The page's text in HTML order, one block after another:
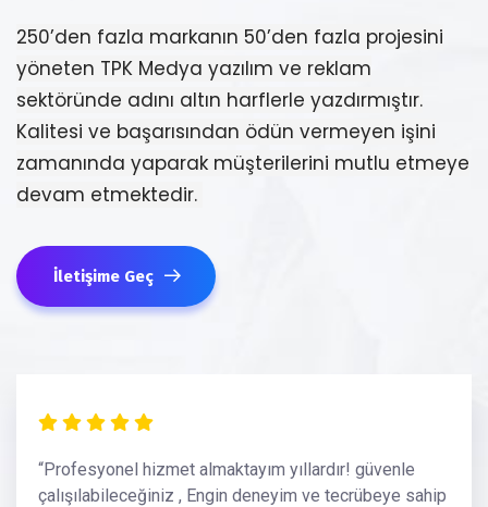
250’den fazla markanın 50’den fazla projesini
yöneten TPK Medya yazılım ve reklam
sektöründe adını altın harflerle yazdırmıştır.
Kalitesi ve başarısından ödün vermeyen işini
zamanında yaparak müşterilerini mutlu etmeye
devam etmektedir.
İletişime Geç
“Profesyonel hizmet almaktayım yıllardır! güvenle
çalışılabileceğiniz , Engin deneyim ve tecrübeye sahip